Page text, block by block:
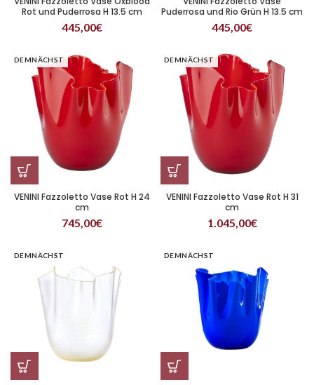
Rot und Puderrosa H 13.5 cm
445,00€
Puderrosa und Rio Grün H 13.5 cm
445,00€
DEMNÄCHST
VENINI Fazzoletto Vase Rot H 24
cm
745,00€
DEMNÄCHST
VENINI Fazzoletto Vase Rot H 31
cm
1.045,00€
DEMNÄCHST DEMNÄCHST